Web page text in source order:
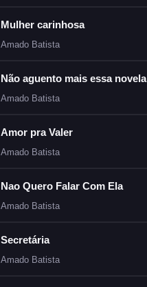
Mulher carinhosa
Amado Batista
Não aguento mais essa novela
Amado Batista
Amor pra Valer
Amado Batista
Nao Quero Falar Com Ela
Amado Batista
Secretária
Amado Batista